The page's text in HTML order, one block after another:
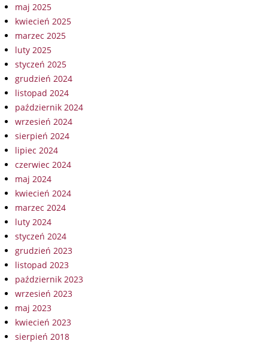
maj 2025
kwiecień 2025
marzec 2025
luty 2025
styczeń 2025
grudzień 2024
listopad 2024
październik 2024
wrzesień 2024
sierpień 2024
lipiec 2024
czerwiec 2024
maj 2024
kwiecień 2024
marzec 2024
luty 2024
styczeń 2024
grudzień 2023
listopad 2023
październik 2023
wrzesień 2023
maj 2023
kwiecień 2023
sierpień 2018